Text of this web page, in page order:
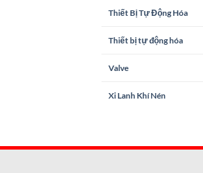
Thiết Bị Tự Động Hóa
Thiết bị tự động hóa
Valve
Xi Lanh Khí Nén